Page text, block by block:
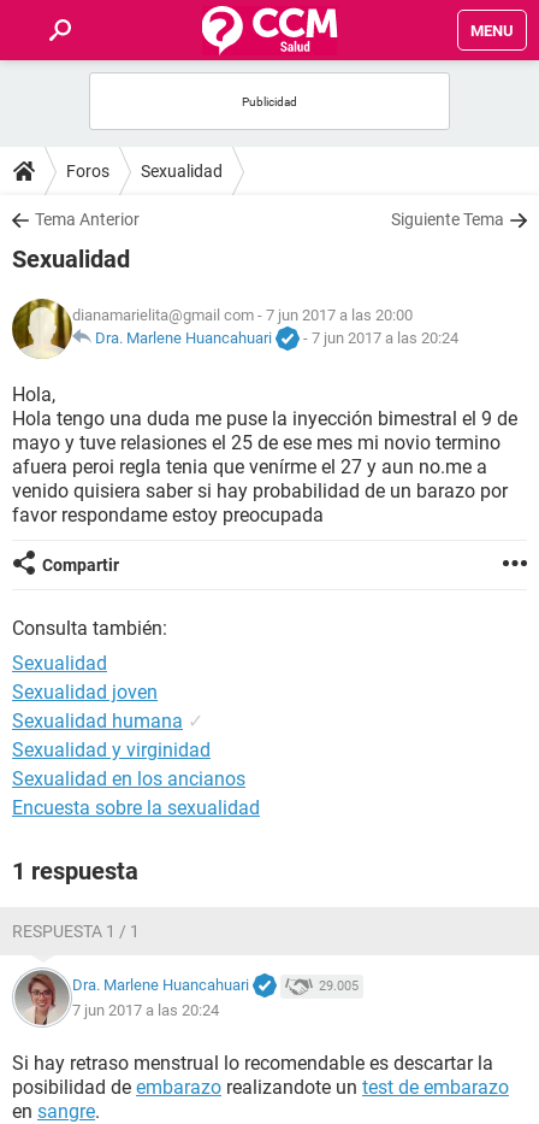
MENU
FOROS
SALUD
NUTRICIÓN
BIENESTAR
SEXUALIDAD
GLOSARIO
Foros Sexualidad
Tema Anterior Siguiente Tema
Sexualidad
dianamarielita@gmail com - 7 jun 2017 a las 20:00
Dra. Marlene Huancahuari
- 7 jun 2017 a las 20:24
Hola,
Hola tengo una duda me puse la inyección bimestral el 9 de
mayo y tuve relasiones el 25 de ese mes mi novio termino
afuera peroi regla tenia que venírme el 27 y aun no.me a
venido quisiera saber si hay probabilidad de un barazo por
favor respondame estoy preocupada
Compartir
Consulta también:
Sexualidad
Sexualidad joven
Sexualidad humana ✓
Sexualidad y virginidad
Sexualidad en los ancianos
Encuesta sobre la sexualidad
1 respuesta
RESPUESTA 1 / 1
Dra. Marlene Huancahuari 29.005
7 jun 2017 a las 20:24
Si hay retraso menstrual lo recomendable es descartar la
posibilidad de embarazo realizandote un test de embarazo
en sangre.